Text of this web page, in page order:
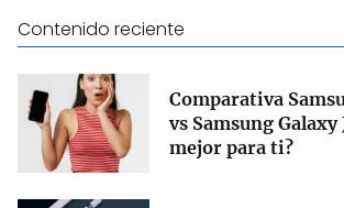
Contenido reciente
Comparativa
vs Samsung Galaxy
mejor para ti?